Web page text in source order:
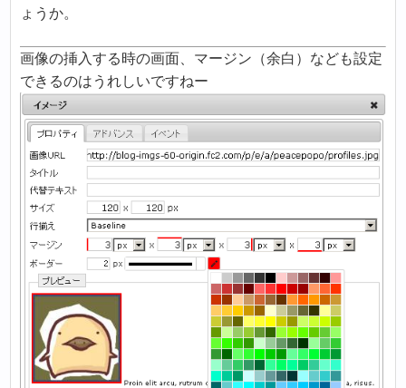
ょうか。
画像の挿入する時の画面、マージン（余白）なども設定
できるのはうれしいですねー